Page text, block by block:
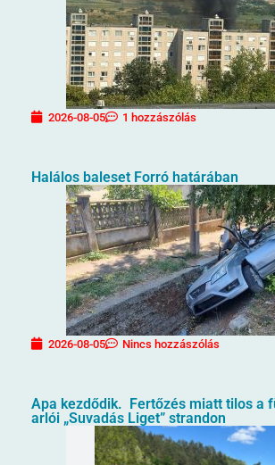
2026-08-05 1 hozzászólás
Halálos baleset Forró határában
2026-08-05 Nincs hozzászólás
Apa kezdődik. Fertőzés miatt tilos a
arlói „Suvadás Liget” strandon